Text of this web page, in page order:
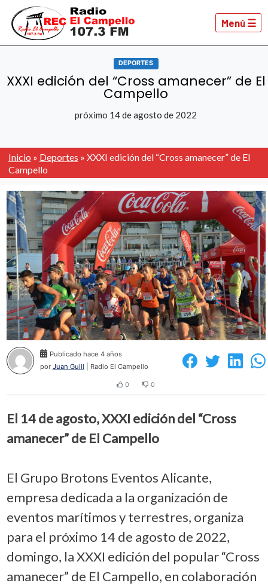
Menú ☰
DEPORTES
XXXI edición del “Cross amanecer” de El
Campello
próximo 14 de agosto de 2022
Inicio » Deportes » XXXI edición del “Cross amanecer” de El
Campello
Publicado hace 4 años
por Juan Guill | Radio El Campello
0 0
El 14 de agosto, XXXI edición del “Cross
amanecer” de El Campello
El Grupo Brotons Eventos Alicante,
empresa dedicada a la organización de
eventos marítimos y terrestres, organiza
para el próximo 14 de agosto de 2022,
domingo, la XXXI edición del popular “Cross
amanecer” de El Campello, en colaboración